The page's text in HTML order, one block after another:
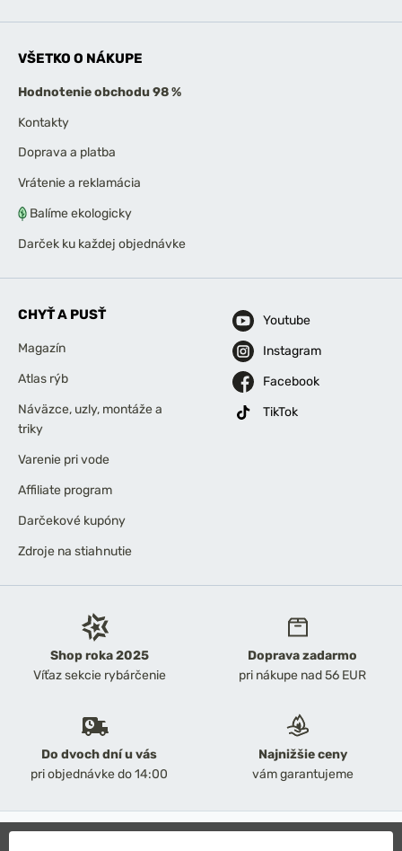
Shop roka 2025
Víťaz sekcie rybárčenie
Doprava zadarmo
pri nákupe nad 56 EUR
Do dvoch dní u vás
pri objednávke do 14:00
Najnižšie ceny
vám garantujeme
VŠETKO O NÁKUPE
Hodnotenie obchodu 98 %
Kontakty
Doprava a platba
Vrátenie a reklamácia
Balíme ekologicky
Darček ku každej objednávke
CHYŤ A PUSŤ
Magazín
Atlas rýb
Náväzce, uzly, montáže a
triky
Varenie pri vode
Affiliate program
Darčekové kupóny
Zdroje na stiahnutie
Youtube
Instagram
Facebook
TikTok